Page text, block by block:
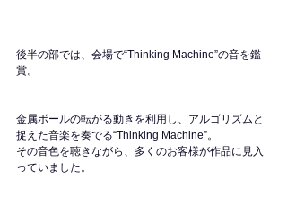
後半の部では、会場で“Thinking Machine”の音を鑑
賞。
金属ボールの転がる動きを利用し、アルゴリズムと
捉えた音楽を奏でる“Thinking Machine”。
その音色を聴きながら、多くのお客様が作品に見入
っていました。